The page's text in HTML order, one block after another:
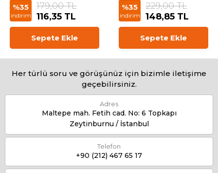
%35
indirim
179,00 TL
116,35 TL
Sepete Ekle
%35
indirim
229,00 TL
148,85 TL
Sepete Ekle
Her türlü soru ve görüşünüz için bizimle iletişime
geçebilirsiniz.
Adres
Maltepe mah. Fetih cad. No: 6 Topkapı
Zeytinburnu / İstanbul
Telefon
+90 (212) 467 65 17